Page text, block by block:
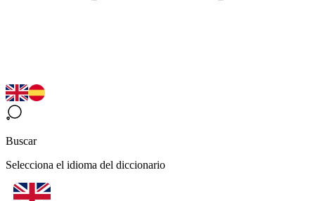
Buscar
Selecciona el idioma del diccionario